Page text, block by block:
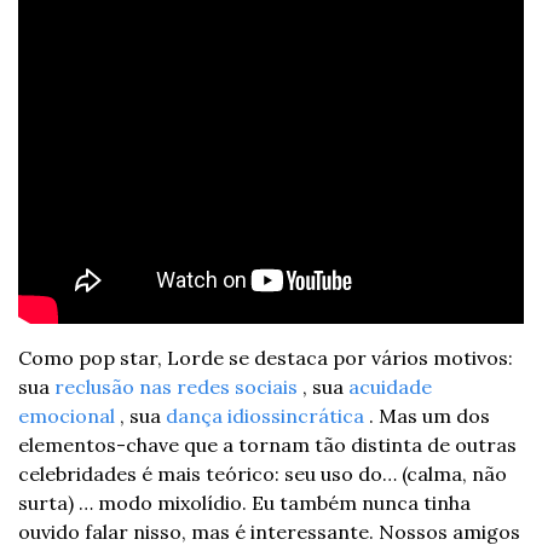
Como pop star, Lorde se destaca por vários motivos:
sua reclusão nas redes sociais , sua acuidade
emocional , sua dança idiossincrática . Mas um dos
elementos-chave que a tornam tão distinta de outras
celebridades é mais teórico: seu uso do… (calma, não
surta) … modo mixolídio. Eu também nunca tinha
ouvido falar nisso, mas é interessante. Nossos amigos